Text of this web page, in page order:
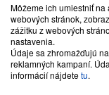
Môžeme ich umiestniť
webových stránok,
zážitku z webových
nastavenia.
Údaje sa zhromažďujú
reklamných kampaní.
informácií nájdetetu.